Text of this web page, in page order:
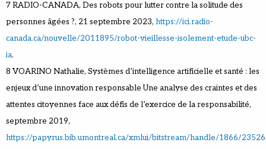
7 RADIO-CANADA, Des robots pour lutter contre la solitude des
personnes âgées ?, 21 septembre 2023, https://ici.radio-
canada.ca/nouvelle/2011895/robot-vieillesse-isolement-etude-ubc-
ia.
8 VOARINO Nathalie, Systèmes d’intelligence artificielle et santé : les
enjeux d’une innovation responsable Une analyse des craintes et des
attentes citoyennes face aux défis de l’exercice de la responsabilité,
septembre 2019,
https://papyrus.bib.umontreal.ca/xmlui/bitstream/handle/1866/